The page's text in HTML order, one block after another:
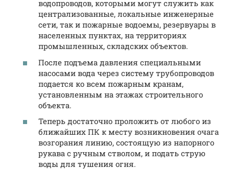
водопроводов, которыми могут служить как
централизованные, локальные инженерные
сети, так и пожарные водоемы, резервуары в
населенных пунктах, на территориях
промышленных, складских объектов.
После подъема давления специальными
насосами вода через систему трубопроводов
подается ко всем пожарным кранам,
установленным на этажах строительного
объекта.
Теперь достаточно проложить от любого из
ближайших ПК к месту возникновения очага
возгорания линию, состоящую из напорного
рукава с ручным стволом, и подать струю
воды для тушения огня.